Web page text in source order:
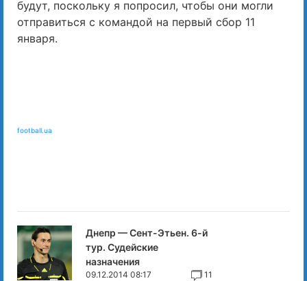
будут, поскольку я попросил, чтобы они могли
отправиться с командой на первый сбор 11
января.
football.ua
Днепр — Сент-Этьен. 6-й
тур. Судейские
назначения
09.12.2014 08:17 11